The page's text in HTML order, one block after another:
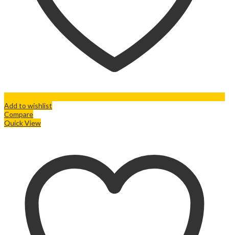
Add to wishlist
Compare
Quick View